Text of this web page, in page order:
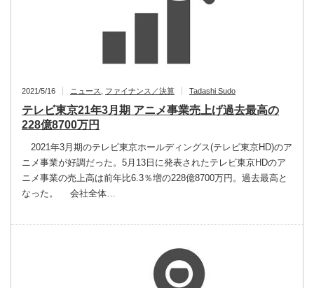
2021/5/16 ニュース ファイナンス／決算 Tadashi Sudo
テレビ東京21年3月期 アニメ事業売上げ過去最高の
228億8700万円
2021年3月期のテレビ東京ホールディングス(テレビ東京HD)のア
ニメ事業が好調だった。5月13日に発表されたテレビ東京HDのア
ニメ事業の売上高は前年比6.3％増の228億8700万円。過去最高と
なった。 会社全体…